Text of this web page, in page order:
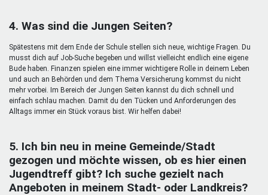
4. Was sind die Jungen Seiten?
Spätestens mit dem Ende der Schule stellen sich neue, wichtige Fragen. Du
musst dich auf Job-Suche begeben und willst vielleicht endlich eine eigene
Bude haben. Finanzen spielen eine immer wichtigere Rolle in deinem Leben
und auch an Behörden und dem Thema Versicherung kommst du nicht
mehr vorbei. Im Bereich der Jungen Seiten kannst du dich schnell und
einfach schlau machen. Damit du den Tücken und Anforderungen des
Alltags immer ein Stück voraus bist. Wir helfen dabei!
5. Ich bin neu in meine Gemeinde/Stadt
gezogen und möchte wissen, ob es hier einen
Jugendtreff gibt? Ich suche gezielt nach
Angeboten in meinem Stadt- oder Landkreis?